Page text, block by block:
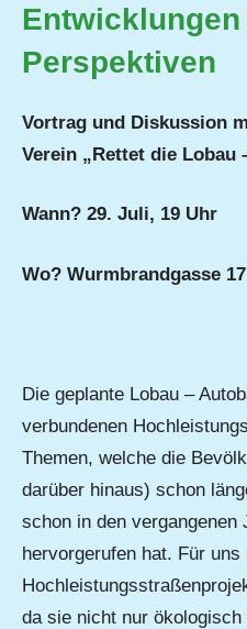
Entwicklungen
Perspektiven
Vortrag und Diskussion
Verein „Rettet die Lobau
Wann? 29. Juli, 19 Uhr
Wo? Wurmbrandgasse
Die geplante Lobau –
verbundenen
Themen, welche die
darüber hinaus) schon
schon in den vergangenen
hervorgerufen hat. Für
da sie nicht nur